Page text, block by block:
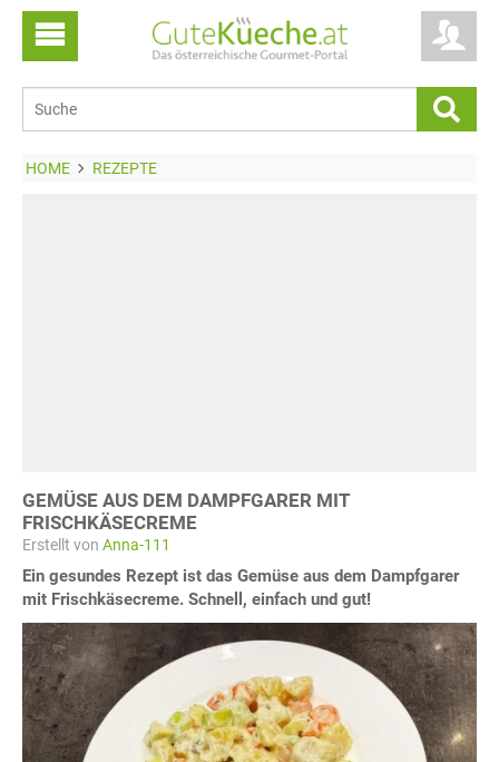
HOME REZEPTE
GEMÜSE AUS DEM DAMPFGARER MIT
FRISCHKÄSECREME
Erstellt von Anna-111
Ein gesundes Rezept ist das Gemüse aus dem Dampfgarer
mit Frischkäsecreme. Schnell, einfach und gut!